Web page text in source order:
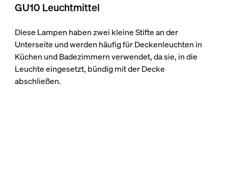
GU10 Leuchtmittel
Diese Lampen haben zwei kleine Stifte an der
Unterseite und werden häufig für Deckenleuchten in
Küchen und Badezimmern verwendet, da sie, in die
Leuchte eingesetzt, bündig mit der Decke
abschließen.